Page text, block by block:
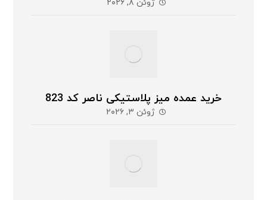
ژوئن ۸, ۲۰۲۶
خرید عمده میز پلاستیکی ناصر کد 823
ژوئن ۳, ۲۰۲۶